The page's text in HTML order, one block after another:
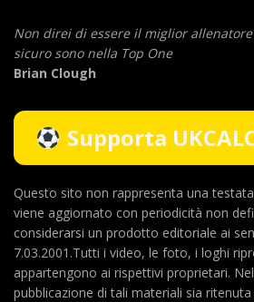
Non direi di essere il miglior
sicuro sono nella Top One
Brian Clough
Supporta
Questo sito non rappresenta una
viene aggiornato con periodicità non
considerarsi un prodotto editoriale ai
7.03.2001.Tutti i video, le foto, i loghi
appartengono ai rispettivi proprietari.
pubblicazione di tali materiali sia